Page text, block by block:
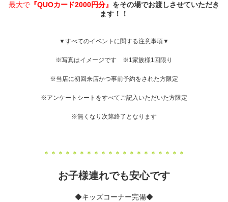
最大で 『QUOカード2000円分』 をその場でお渡しさせていただき
ます！！
▼すべてのイベントに関する注意事項▼
※写真はイメージです ※1家族様1回限り
※当店に初回来店かつ事前予約をされた方限定
※アンケートシートをすべてご記入いただいた方限定
※無くなり次第終了となります
＊＊＊＊＊＊＊＊＊＊＊＊＊＊＊＊＊＊＊＊
お子様連れでも安心です
◆キッズコーナー完備◆